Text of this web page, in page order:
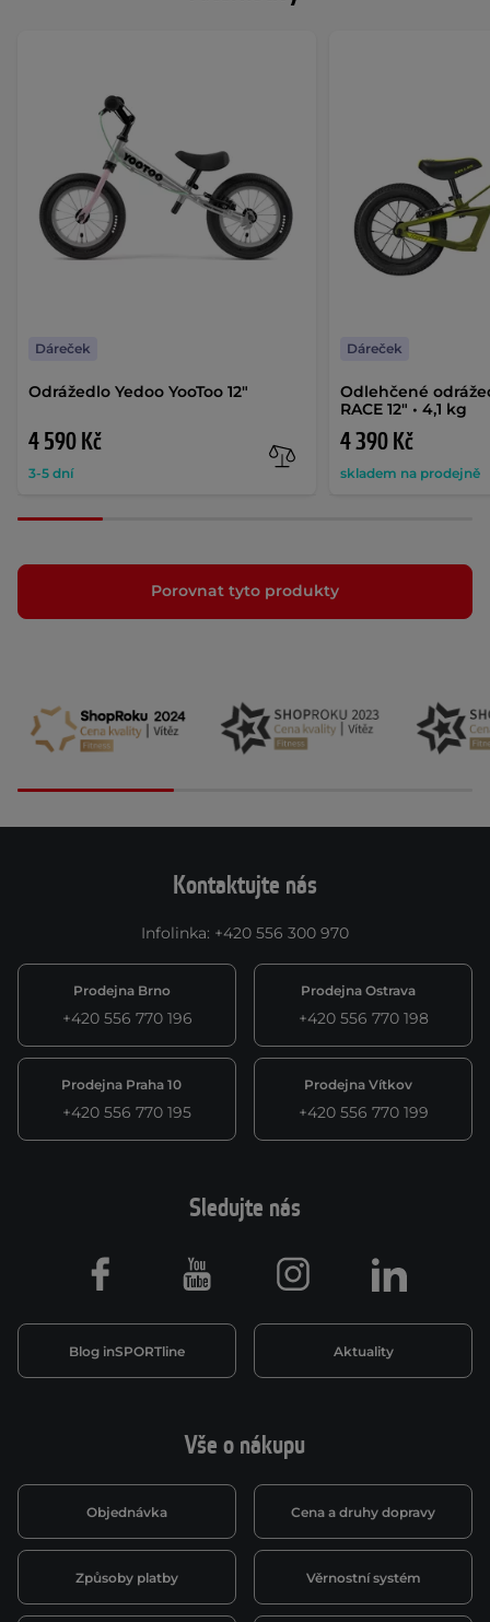
Odrážedlo Yedoo YooToo 12"
4 590 Kč
3-5 dní
Dáreček
Odlehčené
RACE 12" • 4,1 kg
4 390 Kč
skladem na prodejně
Dáreček
Porovnat tyto produkty
Kontaktujte nás
Infolinka: +420 556 300 970
Prodejna Brno
+420 556 770 196
Prodejna Ostrava
+420 556 770 198
Prodejna Praha 10
+420 556 770 195
Prodejna Vítkov
+420 556 770 199
Vše o nákupu
Objednávka Cena a druhy dopravy
Způsoby platby Věrnostní systém
Sledujte nás
Blog inSPORTline Aktuality
Facebook Youtube Instagram LinkedIn